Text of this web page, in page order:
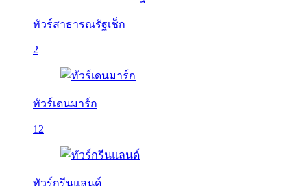
ทัวร์สาธารณรัฐเช็ก
2
ทัวร์เดนมาร์ก
12
ทัวร์กรีนแลนด์